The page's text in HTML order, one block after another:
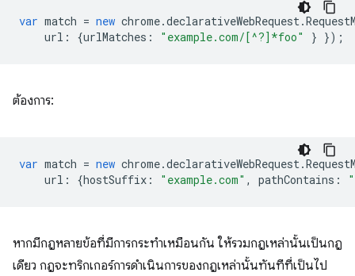
var match = new chrome.declarativeWebRequest.
url : {urlMatches : "example.com/[^?]*foo" } });
ต้องการ:
var match = new chrome.declarativeWebRequest.
url : {hostSuffix : "example.com" , pathContains :
หากมีกฎหลายข้อที่มีการกระทำเหมือนกัน ให้รวมกฎเหล่านั้นเป็นกฎ
เดียว กฎจะทริกเกอร์การดำเนินการของกฎเหล่านั้นทันทีที่เป็นไป